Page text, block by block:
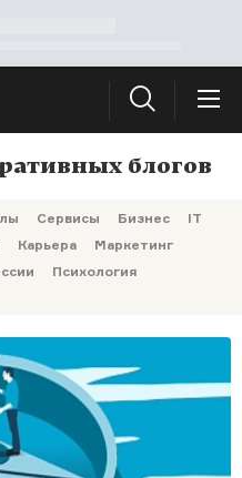
Сервисы Бизнес
IT
Карьера
Маркетинг
Психология
блогов